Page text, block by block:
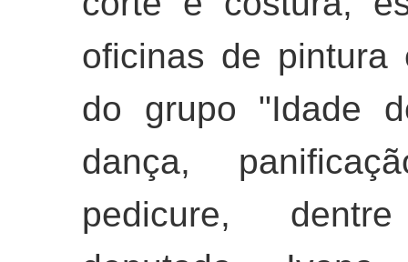
oficinas de
do grupo "Idade
dança,
pedicure,